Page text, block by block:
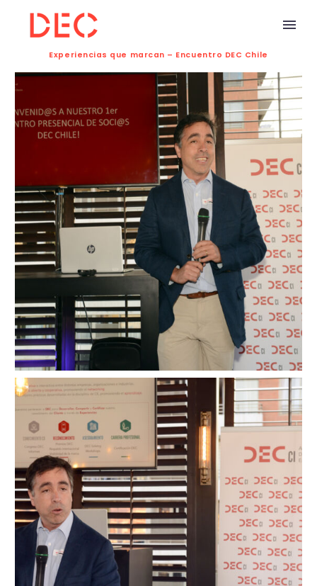
Experiencias que marcan – Encuentro DEC Chile